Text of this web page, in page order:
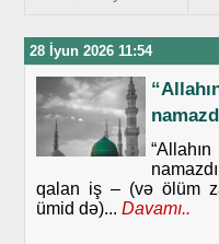
28 İyun 2026 11:54
qalan iş – (və ölüm
ümid də)... Davamı..